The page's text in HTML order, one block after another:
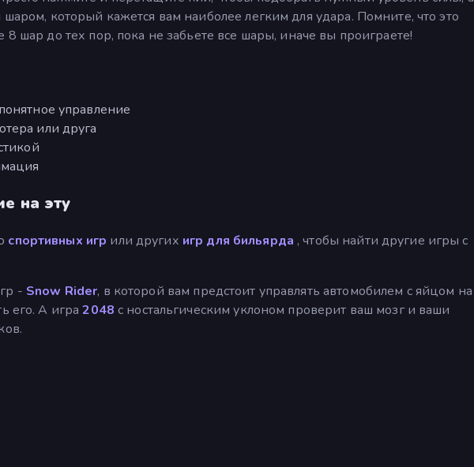
шаром, который кажется вам наиболее легким для удара. Помните, что это
8 шар до тех пор, пока не забьете все шары, иначе вы проиграете!
управление
или друга
на эту
спортивных игр или других игр для бильярда , чтобы найти другие игры с
- Snow Rider, в которой вам предстоит управлять автомобилем с яйцом на
его. А игра2048 с ностальгическим уклоном проверит ваш мозг и ваши